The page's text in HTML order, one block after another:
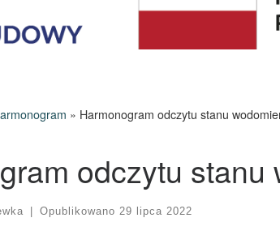
» Harmonogram odczytu stanu
odczytu
Opublikowano 29 lipca 2022